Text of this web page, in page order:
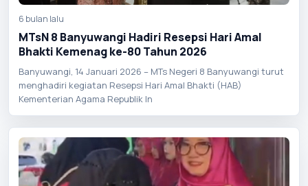
6 bulan lalu
MTsN 8 Banyuwangi Hadiri Resepsi Hari Amal
Bhakti Kemenag ke-80 Tahun 2026
Banyuwangi, 14 Januari 2026 – MTs Negeri 8 Banyuwangi turut
menghadiri kegiatan Resepsi Hari Amal Bhakti (HAB)
Kementerian Agama Republik In